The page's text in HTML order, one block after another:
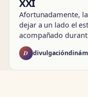
XXI
Afortunadamente,
dejar a un lado el
acompañado
D